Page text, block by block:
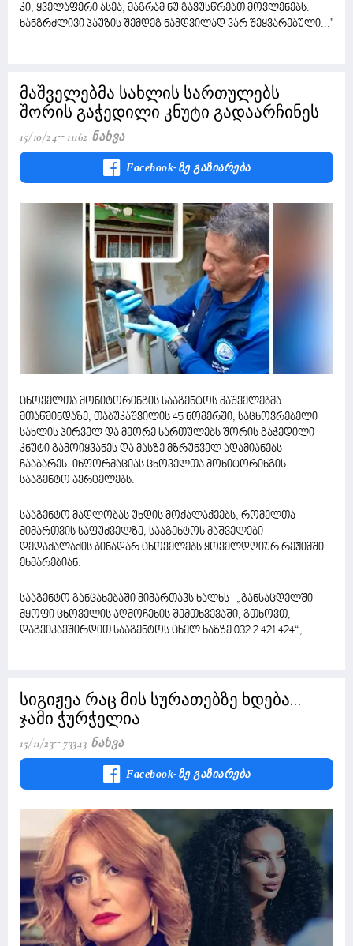
კი, ყველაფერი ასეა, მაგრამ ნუ გავუსწრებთ მოვლენებს.
ხანგრძლივი პაუზის შემდეგ ნამდვილად ვარ შეყვარებული...''
მაშველებმა სახლის სართულებს
შორის გაჭედილი კნუტი გადაარჩინეს
15/10/24 11162 Ნახვა
Facebook-Ზე Გაზიარება
ცხოველთა მონიტორინგის სააგენტოს მაშველებმა
მთაწმინდაზე, თაბუკაშვილის 45 ნომერში, საცხოვრებელი
სახლის პირველ და მეორე სართულებს შორის გაჭედილი
კნუტი გამოიყვანეს და მასზე მზრუნველ ადამიანებს
ჩააბარეს. ინფორმაციას ცხოველთა მონიტორინგის
სააგენტო ავრცელებს.
სააგენტო მადლობას უხდის მოქალაქეებს, რომელთა
მიმართვის საფუძველზე, სააგენტოს მაშველები
დედაქალაქის ბინადარ ცხოველებს ყოველდღიურ რეჟიმში
ეხმარებიან.
სააგენტო განცახებაში მიმართავს ხალხს_ „განსაცდელში
მყოფი ცხოველის აღმოჩენის შემთხვევაში, გთხოვთ,
დაგვიკავშირდით სააგენტოს ცხელ ხაზზე 032 2 421 424“,
სიგიჟეა რაც მის სურათებზე ხდება...
ჯამი ჭურჭელია
15/11/23 73343 Ნახვა
Facebook-Ზე Გაზიარება